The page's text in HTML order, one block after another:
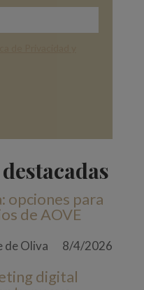
opciones para
de AOVE
de Oliva 8/4/2026
digital